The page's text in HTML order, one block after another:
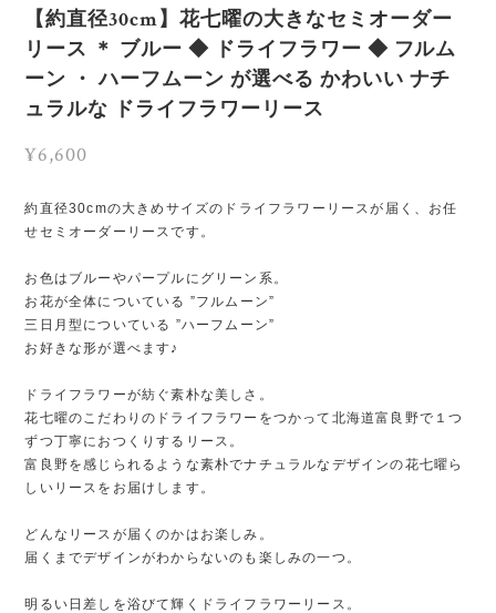
【約直径30cm】花七曜の大きなセミオーダー
リース ＊ ブルー ◆ ドライフラワー ◆ フルム
ーン ・ ハーフムーン が選べる かわいい ナチ
ュラルな ドライフラワーリース
¥6,600
約直径30cmの大きめサイズのドライフラワーリースが届く、お任
せセミオーダーリースです。
お色はブルーやパープルにグリーン系。
お花が全体についている ”フルムーン”
三日月型についている ”ハーフムーン”
お好きな形が選べます♪
ドライフラワーが紡ぐ素朴な美しさ。
花七曜のこだわりのドライフラワーをつかって北海道富良野で１つ
ずつ丁寧におつくりするリース。
富良野を感じられるような素朴でナチュラルなデザインの花七曜ら
しいリースをお届けします。
どんなリースが届くのかはお楽しみ。
届くまでデザインがわからないのも楽しみの一つ。
明るい日差しを浴びて輝くドライフラワーリース。